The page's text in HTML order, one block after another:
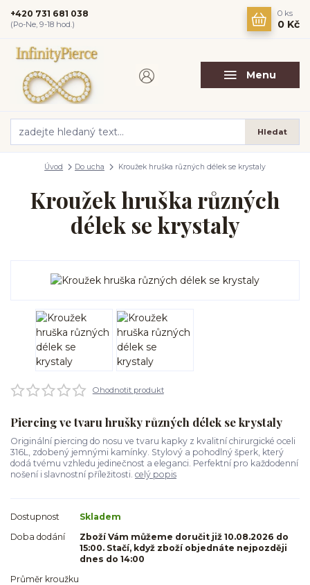
Menu
Hledat
+420 731 681 038
(Po-Ne, 9-18 hod.)
0 ks
0 Kč
Úvod Do ucha Kroužek hruška různých délek se krystaly
Kroužek hruška různých
délek se krystaly
Ohodnotit produkt
Piercing ve tvaru hrušky různých délek se krystaly
Originální piercing do nosu ve tvaru kapky z kvalitní chirurgické oceli
316L, zdobený jemnými kamínky. Stylový a pohodlný šperk, který
dodá tvému vzhledu jedinečnost a eleganci. Perfektní pro každodenní
nošení i slavnostní příležitosti. celý popis
Dostupnost
Skladem
Doba dodání
Zboží Vám můžeme doručit již 10.08.2026 do
15:00. Stačí, když zboží objednáte nejpozději
dnes do 14:00
Průměr kroužku